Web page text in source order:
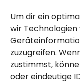
Um dir ein
wir Technologien
zuzugreifen.
zustimmst,
oder eindeutige